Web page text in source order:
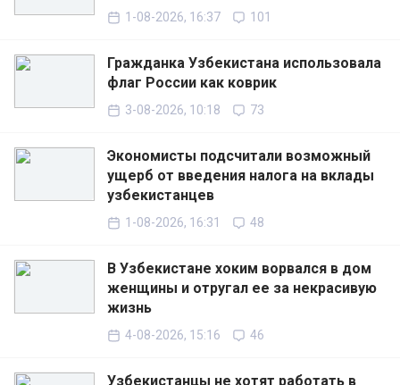
1-08-2026, 16:37 101
Гражданка Узбекистана использовала
флаг России как коврик
3-08-2026, 10:18 73
Экономисты подсчитали возможный
ущерб от введения налога на вклады
узбекистанцев
1-08-2026, 16:31 48
В Узбекистане хоким ворвался в дом
женщины и отругал ее за некрасивую
жизнь
4-08-2026, 15:16 46
Узбекистанцы не хотят работать в